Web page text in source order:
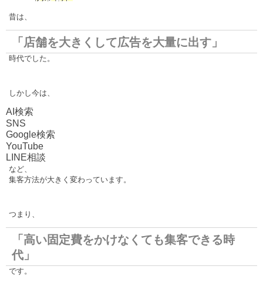
昔は、
「店舗を大きくして広告を大量に出す」
時代でした。
しかし今は、
AI検索
SNS
Google検索
YouTube
LINE相談
など、
集客方法が大きく変わっています。
つまり、
「高い固定費をかけなくても集客できる時
代」
です。